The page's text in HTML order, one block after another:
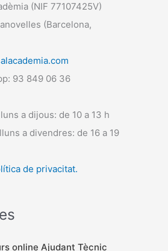
(NIF 77107425V)
(Barcelona,
93 849 06 36
a dijous: de 10 a 13 h
a divendres: de 16 a 19
de privacitat.
online Ajudant Tècnic